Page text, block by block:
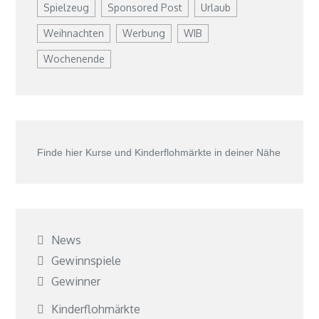
Spielzeug Sponsored Post Urlaub
Weihnachten Werbung WIB
Wochenende
Finde hier Kurse und Kinderflohmärkte in deiner Nähe
News
Gewinnspiele
Gewinner
Kinderflohmärkte